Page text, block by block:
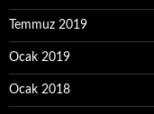
Temmuz 2019
Ocak 2019
Ocak 2018